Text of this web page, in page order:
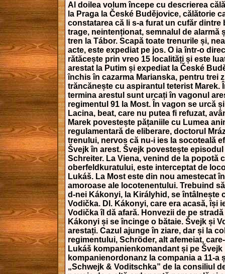
Al doilea volum începe cu descrierea
la Praga la České Budějovice, călătorie
constatarea că li s-a furat un cufăr dintre
trage, neintenționat, semnalul de alarmă
tren la Tábor. Scapă toate trenurile și,
acte, este expediat pe jos. O ia într-o
rătăcește prin vreo 15 localități și este
arestat la Putim și expediat la České
închis în cazarma Marianska, pentru trei
trăncănește cu aspirantul teterist Marek.
termina arestul sunt urcați în vagonul
regimentul 91 la Most. În vagon se urcă
Lacina, beat, care nu putea fi refuzat,
Marek povestește pățaniile cu Lumea
regulamentară de eliberare, doctorul
trenului, nervos că nu-i ies la socoteală
Švejk în arest. Švejk povestește
Schreiter. La Viena, venind de la popotă
oberfeldkuratului, este interceptat de
Lukáš. La Most este din nou amestecat
amoroase ale locotenentului. Trebuind
d-nei Kákonyi, la Királyhid, se întâlnește
Vodička. Dl. Kákonyi, care era acasă, își
Vodička îl dă afară. Honvezii de pe
Kákonyi și se încinge o bătaie. Švejk și
arestați. Cazul ajunge în ziare, dar și la
regimentului, Schröder, alt afemeiat,
Lukáš kompanienkomandant și pe Švejk
kompanienordonanz la compania a 11-a
„Schwejk & Voditschka” de la consiliul